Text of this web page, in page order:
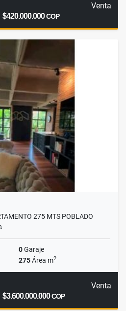
Venta
$420.000.000COP
275 MTS POBLADO
0Garaje
275Área m2
Venta
$3.600.000.000COP